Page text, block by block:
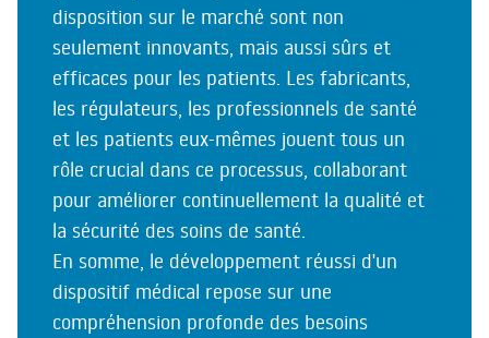
disposition sur le marché sont non
seulement innovants, mais aussi sûrs et
efficaces pour les patients. Les fabricants,
les régulateurs, les professionnels de santé
et les patients eux-mêmes jouent tous un
rôle crucial dans ce processus, collaborant
pour améliorer continuellement la qualité et
la sécurité des soins de santé.
En somme, le développement réussi d'un
dispositif médical repose sur une
compréhension profonde des besoins